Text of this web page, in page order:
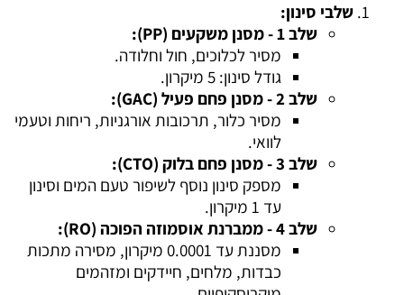
שלבי סינון:
שלב 1 - מסנן משקעים (PP):
מסיר לכלוכים, חול וחלודה.
גודל סינון: 5 מיקרון.
שלב 2 - מסנן פחם פעיל (GAC):
מסיר כלור, תרכובות אורגניות, ריחות וטעמי
לוואי.
שלב 3 - מסנן פחם בלוק (CTO):
מספק סינון נוסף לשיפור טעם המים וסינון
עד 1 מיקרון.
שלב 4 - ממברנת אוסמוזה הפוכה (RO):
מסננת עד 0.0001 מיקרון, מסירה מתכות
כבדות, מלחים, חיידקים ומזהמים